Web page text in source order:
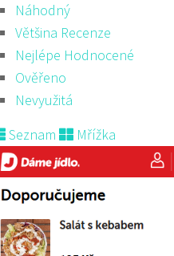
Náhodný
Většina Recenze
Nejlépe Hodnocené
Ověřeno
Nevyužitá
Seznam
Mřížka